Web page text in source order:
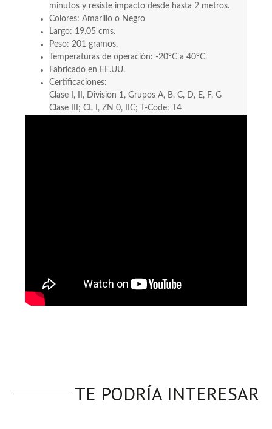
minutos y resiste impacto desde hasta 2 metros.
Colores: Amarillo o Negro
Largo: 19.05 cms.
Peso: 201 gramos.
Temperaturas de operación: -20°C a 40°C
Fabricado en EE.UU.
Certificaciones:
Clase I, II, Division 1, Grupos A, B, C, D, E, F, G
Clase III; CL I, ZN 0, IIC; T-Code: T4
TE PODRÍA INTERESAR